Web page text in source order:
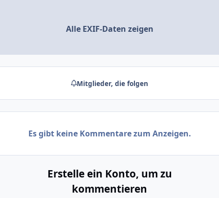
Alle EXIF-Daten zeigen
Mitglieder, die folgen
Es gibt keine Kommentare zum Anzeigen.
Erstelle ein Konto, um zu
kommentieren